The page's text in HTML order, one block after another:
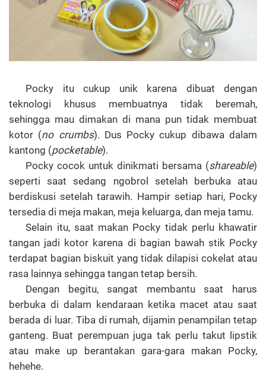
Pocky itu cukup unik karena dibuat dengan
teknologi khusus membuatnya tidak beremah,
sehingga mau dimakan di mana pun tidak membuat
kotor (no crumbs). Dus Pocky cukup dibawa dalam
kantong (pocketable).
Pocky cocok untuk dinikmati bersama (shareable)
seperti saat sedang ngobrol setelah berbuka atau
berdiskusi setelah tarawih. Hampir setiap hari, Pocky
tersedia di meja makan, meja keluarga, dan meja tamu.
Selain itu, saat makan Pocky tidak perlu khawatir
tangan jadi kotor karena di bagian bawah stik Pocky
terdapat bagian biskuit yang tidak dilapisi cokelat atau
rasa lainnya sehingga tangan tetap bersih.
Dengan begitu, sangat membantu saat harus
berbuka di dalam kendaraan ketika macet atau saat
berada di luar. Tiba di rumah, dijamin penampilan tetap
ganteng. Buat perempuan juga tak perlu takut lipstik
atau make up berantakan gara-gara makan Pocky,
hehehe.